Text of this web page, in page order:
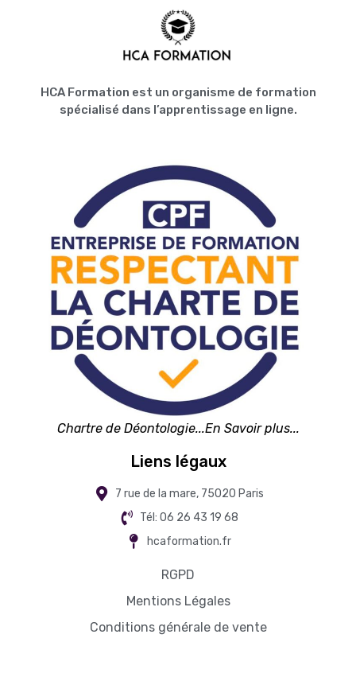
HCA Formation est un organisme de formation
spécialisé dans l’apprentissage en ligne.
Chartre de Déontologie...En Savoir plus...
Liens légaux
7 rue de la mare, 75020 Paris
Tél: 06 26 43 19 68
hcaformation.fr
RGPD
Mentions Légales
Conditions générale de vente